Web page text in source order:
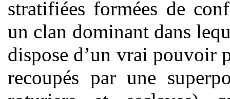
stratifiées formées de
un clan dominant dans
dispose d’un vrai pouvoir
recoupés par une